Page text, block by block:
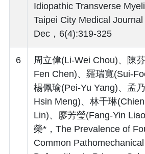
Idiopathic Transverse
Taipei City Medical
Dec，6(4):319-325
6
周立偉(Li-Wei Chou)、陳
Fen Chen)、羅瑞寬(Sui-
楊佩瑜(Pei-Yu Yang)、孟
Hsin Meng)、林千琳
Lin)、廖芳瑩(Fang-Yin
榮*，The Prevalence of
Common